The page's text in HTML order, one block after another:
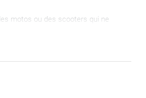
motos ou des scooters qui ne
Vous pouvez retrouver les
que tout se trouve au bon endroit.